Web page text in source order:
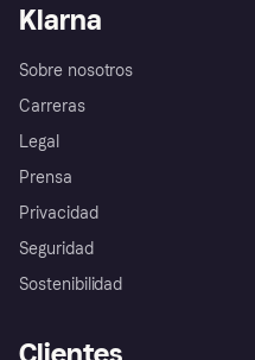
Klarna
Sobre nosotros
Carreras
Legal
Prensa
Privacidad
Seguridad
Sostenibilidad